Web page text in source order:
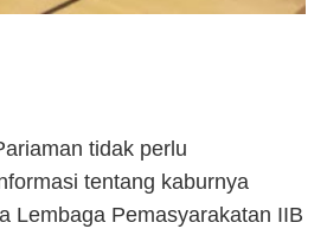
tidak perlu
tentang kaburnya
Lembaga Pemasyarakatan IIB